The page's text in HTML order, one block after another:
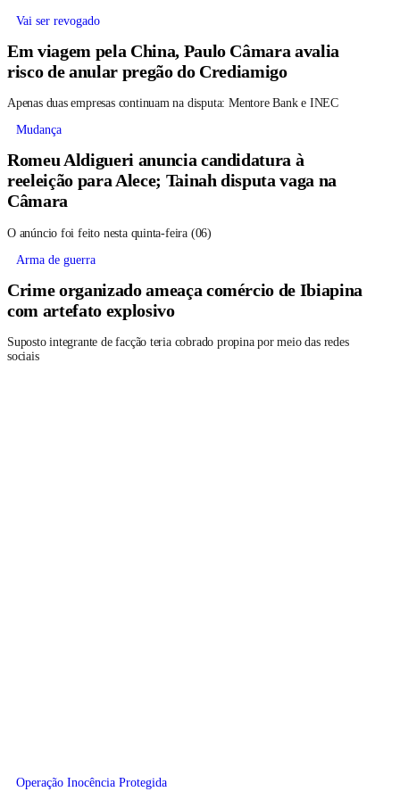
Vai ser revogado
Em viagem pela China, Paulo Câmara avalia
risco de anular pregão do Crediamigo
Apenas duas empresas continuam na disputa: Mentore Bank e INEC
Mudança
Romeu Aldigueri anuncia candidatura à
reeleição para Alece; Tainah disputa vaga na
Câmara
O anúncio foi feito nesta quinta-feira (06)
Arma de guerra
Crime organizado ameaça comércio de Ibiapina
com artefato explosivo
Suposto integrante de facção teria cobrado propina por meio das redes
sociais
Operação Inocência Protegida